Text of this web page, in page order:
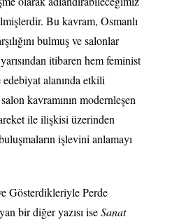
Bu kavram, Osmanlı
bulmuş ve salonlar
itibaren hem feminist
alanında etkili
kavramının modernleşen
ile ilişkisi üzerinden
işlevini anlamayı
Gösterdikleriyle Perde
bir diğer yazısı iseSanat